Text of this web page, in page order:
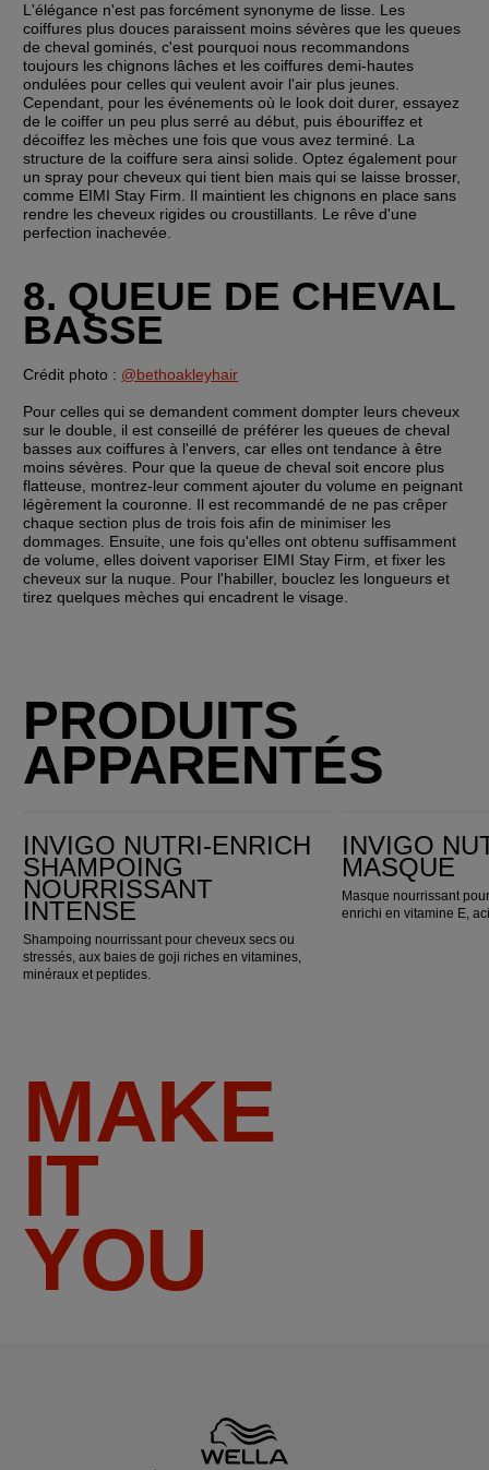
L'élégance n'est pas forcément synonyme de lisse. Les
coiffures plus douces paraissent moins sévères que les queues
de cheval gominés, c'est pourquoi nous recommandons
toujours les chignons lâches et les coiffures demi-hautes
ondulées pour celles qui veulent avoir l'air plus jeunes.
Cependant, pour les événements où le look doit durer, essayez
de le coiffer un peu plus serré au début, puis ébouriffez et
décoiffez les mèches une fois que vous avez terminé. La
structure de la coiffure sera ainsi solide. Optez également pour
un spray pour cheveux qui tient bien mais qui se laisse brosser,
comme EIMI Stay Firm. Il maintient les chignons en place sans
rendre les cheveux rigides ou croustillants. Le rêve d'une
perfection inachevée.
8. QUEUE DE CHEVAL
BASSE
Crédit photo : @bethoakleyhair
Pour celles qui se demandent comment dompter leurs cheveux
sur le double, il est conseillé de préférer les queues de cheval
basses aux coiffures à l'envers, car elles ont tendance à être
moins sévères. Pour que la queue de cheval soit encore plus
flatteuse, montrez-leur comment ajouter du volume en peignant
légèrement la couronne. Il est recommandé de ne pas crêper
chaque section plus de trois fois afin de minimiser les
dommages. Ensuite, une fois qu'elles ont obtenu suffisamment
de volume, elles doivent vaporiser EIMI Stay Firm, et fixer les
cheveux sur la nuque. Pour l'habiller, bouclez les longueurs et
tirez quelques mèches qui encadrent le visage.
PRODUITS
APPARENTÉS
INVIGO NUTRI-ENRICH
SHAMPOING
NOURRISSANT
INTENSE
Shampoing nourrissant pour cheveux secs ou
stressés, aux baies de goji riches en vitamines,
minéraux et peptides.
INVIGO
MASQUE
Masque nourrissant
enrichi en vitamine E,
MAKE
IT
YOU